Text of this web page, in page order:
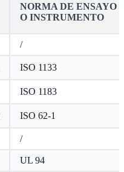
NORMA DE ENSAYO
O INSTRUMENTO
/
ISO 1133
ISO 1183
ISO 62-1
/
UL 94